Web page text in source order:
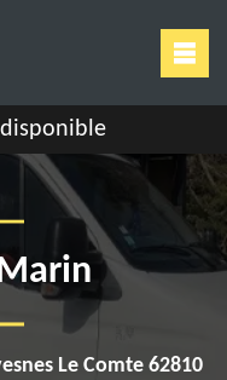
Le Comte 62810